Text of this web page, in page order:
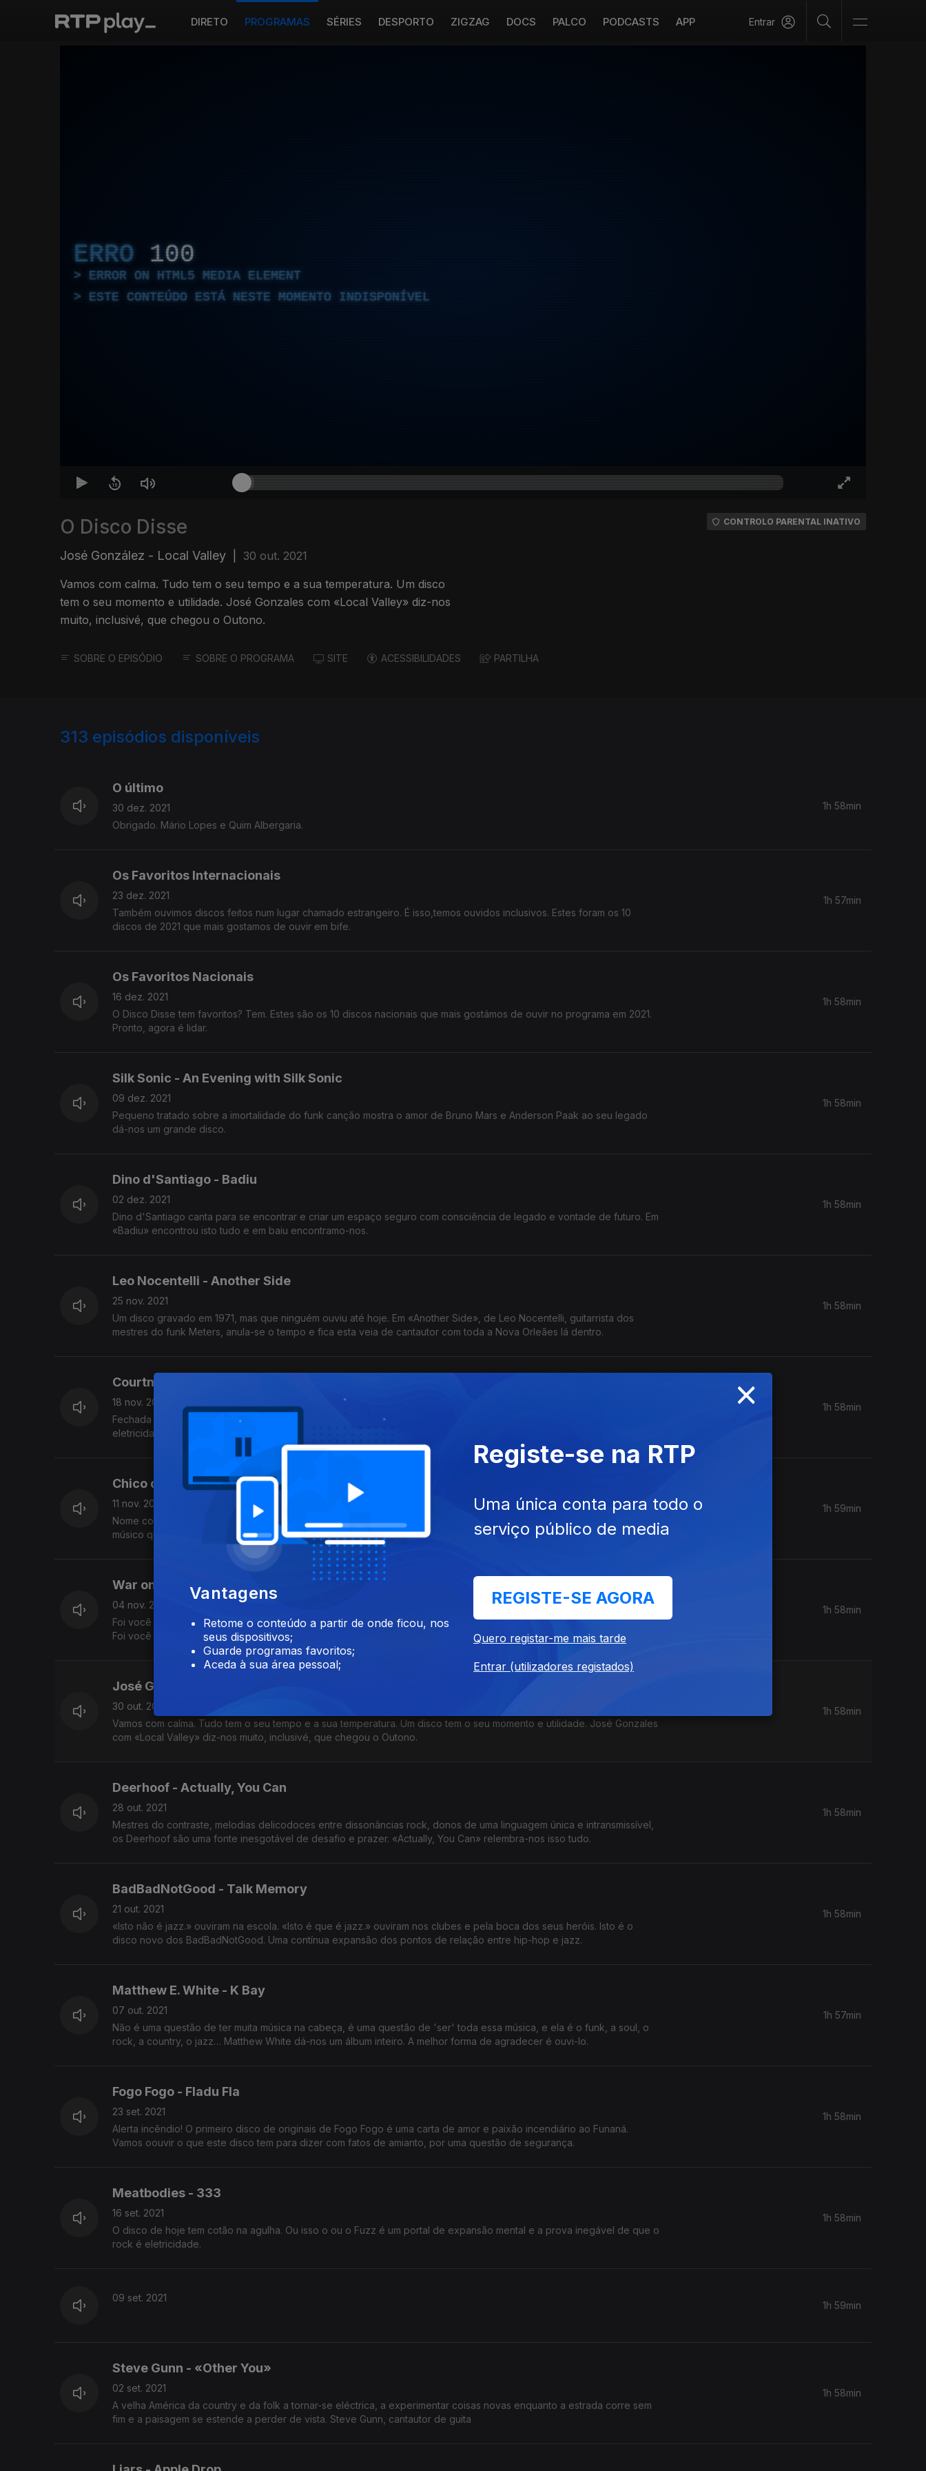
DIRETO PROGRAMAS SÉRIES DESPORTO ZIGZAG DOCS PALCO PODCASTS APP Entrar
ERRO 100
ERROR ON HTML5 MEDIA ELEMENT
ESTE CONTEÚDO ESTÁ NESTE MOMENTO INDISPONÍVEL
O Disco Disse
José González - Local Valley 30 out. 2021
Vamos com calma. Tudo tem o seu tempo e a sua temperatura. Um disco
tem o seu momento e utilidade. José Gonzales com «Local Valley» diz-nos
muito, inclusivé, que chegou o Outono.
CONTROLO PARENTAL INATIVO
SOBRE O EPISÓDIO SOBRE O PROGRAMA SITE ACESSIBILIDADES PARTILHA
313 episódios disponíveis
O último
30 dez. 2021
Obrigado. Mário Lopes e Quim Albergaria.
1h 58min
Os Favoritos Internacionais
23 dez. 2021
Também ouvimos discos feitos num lugar chamado estrangeiro. É isso,temos ouvidos inclusivos. Estes foram os 10
discos de 2021 que mais gostamos de ouvir em bife.
1h 57min
Os Favoritos Nacionais
16 dez. 2021
O Disco Disse tem favoritos? Tem. Estes são os 10 discos nacionais que mais gostámos de ouvir no programa em 2021.
Pronto, agora é lidar.
1h 58min
Silk Sonic - An Evening with Silk Sonic
09 dez. 2021
Pequeno tratado sobre a imortalidade do funk canção mostra o amor de Bruno Mars e Anderson Paak ao seu legado
dá-nos um grande disco.
1h 58min
Dino d'Santiago - Badiu
02 dez. 2021
Dino d'Santiago canta para se encontrar e criar um espaço seguro com consciência de legado e vontade de futuro. Em
«Badiu» encontrou isto tudo e em baiu encontramo-nos.
1h 58min
Leo Nocentelli - Another Side
25 nov. 2021
Um disco gravado em 1971, mas que ninguém ouviu até hoje. Em «Another Side», de Leo Nocentelli, guitarrista dos
mestres do funk Meters, anula-se o tempo e fica esta veia de cantautor com toda a Nova Orleães lá dentro.
1h 58min
Courtney Barnett - «Things Take Time, Take Time»
18 nov. 2021
Fechada em casa pela pandemia, a lidar com dores do coração, Courtney Barnett pôs a banda de lado, serenou a
eletricidade, carregou na canção bem desenhada e mostra-nos um lado que não lhe conhecíamos. Vale a pena
1h 58min
Chico da Tina - «E Agora Como É Que É»
11 nov. 2021
Nome completo, Francisco da Concertina. Nome de guerra, Chico da Tina. O espalha-brasas do trap minhoto é o
músico que, desde Viana do Castelo, se instalou no topo do mundo. Lá de cima, pergunta: «E agora como é que é?».
1h 59min
War on Drugs - I don't Live here Anymore
04 nov. 2021
Foi você que pediu rock de coração aberto e colarinho azul que sabe ouvir e cantar o chamamento da auto estrada?
Foi você que sentiu que essa autoestrada vai desde Colónia à Califórnia? Então este é o seu disco.
1h 58min
José González - Local Valley
30 out. 2021
Vamos com calma. Tudo tem o seu tempo e a sua temperatura. Um disco tem o seu momento e utilidade. José Gonzales
com «Local Valley» diz-nos muito, inclusivé, que chegou o Outono.
1h 58min
Deerhoof - Actually, You Can
28 out. 2021
Mestres do contraste, melodias delicodoces entre dissonâncias rock, donos de uma linguagem única e intransmissível,
os Deerhoof são uma fonte inesgotável de desafio e prazer. «Actually, You Can» relembra-nos isso tudo.
1h 58min
BadBadNotGood - Talk Memory
21 out. 2021
«Isto não é jazz.» ouviram na escola. «Isto é que é jazz.» ouviram nos clubes e pela boca dos seus heróis. Isto é o
disco novo dos BadBadNotGood. Uma contínua expansão dos pontos de relação entre hip-hop e jazz.
1h 58min
Matthew E. White - K Bay
07 out. 2021
Não é uma questão de ter muita música na cabeça, é uma questão de 'ser' toda essa música, e ela é o funk, a soul, o
rock, a country, o jazz… Matthew White dá-nos um álbum inteiro. A melhor forma de agradecer é ouvi-lo.
1h 57min
Fogo Fogo - Fladu Fla
23 set. 2021
Alerta incêndio! O primeiro disco de originais de Fogo Fogo é uma carta de amor e paixão incendiário ao Funaná.
Vamos oouvir o que este disco tem para dizer com fatos de amianto, por uma questão de segurança.
1h 58min
Meatbodies - 333
16 set. 2021
O disco de hoje tem cotão na agulha. Ou isso o ou o Fuzz é um portal de expansão mental e a prova inegável de que o
rock é eletricidade.
1h 58min
09 set. 2021
1h 59min
Steve Gunn - «Other You»
02 set. 2021
A velha América da country e da folk a tornar-se eléctrica, a experimentar coisas novas enquanto a estrada corre sem
fim e a paisagem se estende a perder de vista. Steve Gunn, cantautor de guita
1h 58min
×
Vantagens
Retome o conteúdo a partir de onde ficou, nos
seus dispositivos;
Guarde programas favoritos;
Aceda à sua área pessoal;
Registe-se na RTP
Uma única conta para todo o
serviço público de media
REGISTE-SE AGORA
Quero registar-me mais tarde
Entrar (utilizadores registados)